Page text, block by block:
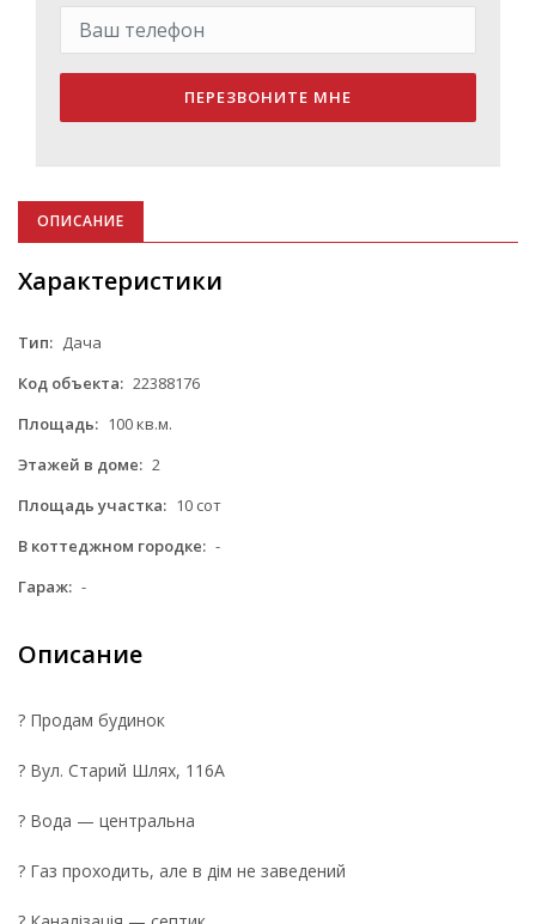
ПЕРЕЗВОНИТЕ МНЕ
ОПИСАНИЕ
Характеристики
Тип: Дача
Код объекта: 22388176
Площадь: 100 кв.м.
Этажей в доме: 2
Площадь участка: 10 сот
В коттеджном городке: -
Гараж: -
Описание
? Продам будинок
? Вул. Старий Шлях, 116А
? Вода — центральна
? Газ проходить, але в дім не заведений